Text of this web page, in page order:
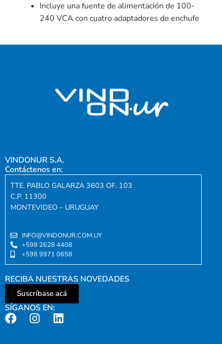
Incluye una fuente de alimentación de 100-
240 VCA con cuatro adaptadores de enchufe
VINDONUR S.A.
Contáctenos en:
TTE. PABLO GALARZA 3603 OF. 103
C.P. 11300
MONTEVIDEO – URUGUAY
INFO@VINDONUR.COM.UY
+598 2628 4408
+598 9971 0658
RECIBA NUESTRAS NOVEDADES
Suscríbase acá
SÍGANOS EN: